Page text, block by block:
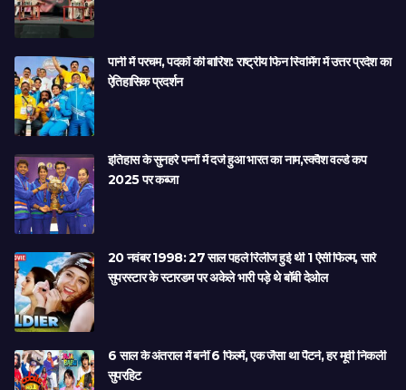
पानी में परचम, पदकों की बारिश: राष्ट्रीय फिन स्विमिंग में उत्तर प्रदेश का
ऐतिहासिक प्रदर्शन
इतिहास के सुनहरे पन्नों में दर्ज हुआ भारत का नाम,स्क्वैश वर्ल्ड कप
2025 पर कब्जा
20 नवंबर 1998: 27 साल पहले रिलीज हुई थी 1 ऐसी फिल्म, सारे
सुपरस्टार के स्टारडम पर अकेले भारी पड़े थे बॉबी देओल
6 साल के अंतराल में बनीं 6 फिल्में, एक जैसा था पैटर्न, हर मूवी निकली
सुपरहिट